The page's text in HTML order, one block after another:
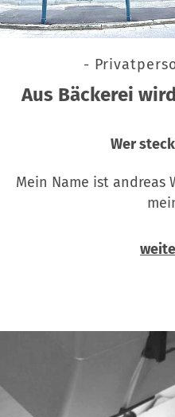
-
Aus Bäckerei
Wer
Mein Name ist andreas